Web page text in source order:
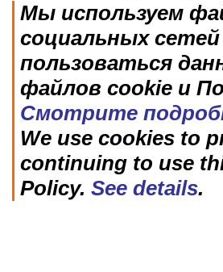
Мы используем
социальных
пользоваться
файлов cookie и
Смотрите
We use cookies to
continuing to use
Policy. See details.